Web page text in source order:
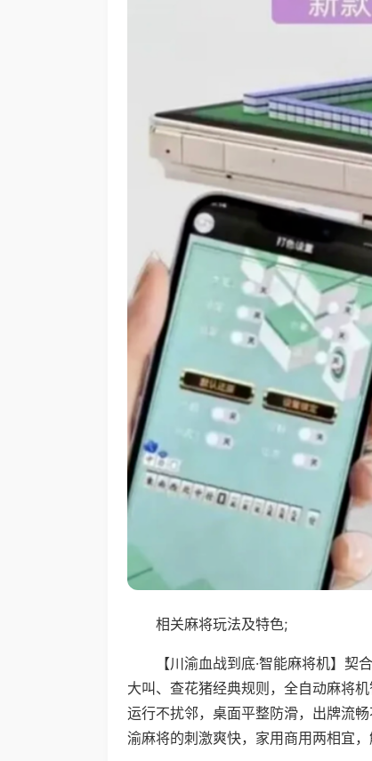
相关麻将玩法及特色;
【川渝血战到底·智能麻将机】
大叫、查花猪经典规则，全自动麻将
运行不扰邻，桌面平整防滑，出牌流
渝麻将的刺激爽快，家用商用两相宜，